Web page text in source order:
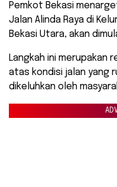
Pemkot Bekasi
Jalan Alinda Raya di
Bekasi Utara, akan
Langkah ini merupakan
atas kondisi jalan yang
dikeluhkan oleh